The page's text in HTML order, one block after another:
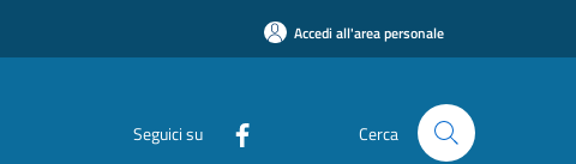
Accedi all'area personale
Seguici su Cerca